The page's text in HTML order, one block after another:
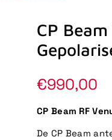
CP
Normale
prijs
€990,00
CP Beam RF
De CP Beam